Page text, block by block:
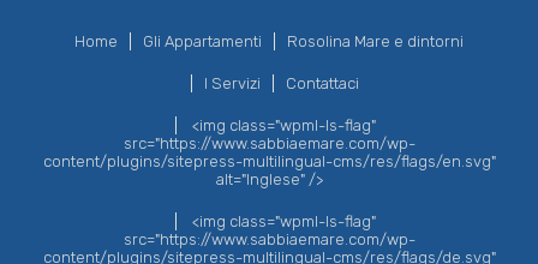
Home Gli Appartamenti Rosolina Mare e dintorni
I Servizi Contattaci
<img class="wpml-ls-flag"
src="https://www.sabbiaemare.com/wp-
content/plugins/sitepress-multilingual-cms/res/flags/en.svg"
alt="Inglese" />
<img class="wpml-ls-flag"
src="https://www.sabbiaemare.com/wp-
content/plugins/sitepress-multilingual-cms/res/flags/de.svg"